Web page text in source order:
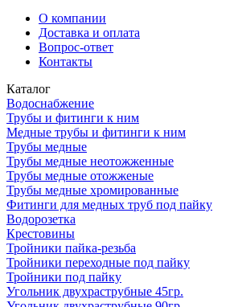
О компании
Доставка и оплата
Вопрос-ответ
Контакты
Каталог
Водоснабжение
Трубы и фитинги к ним
Медные трубы и фитинги к ним
Трубы медные
Трубы медные неотожженные
Трубы медные отожженые
Трубы медные хромированные
Фитинги для медных труб под пайку
Водорозетка
Крестовины
Тройники пайка-резьба
Тройники переходные под пайку
Тройники под пайку
Угольник двухраструбные 45гр.